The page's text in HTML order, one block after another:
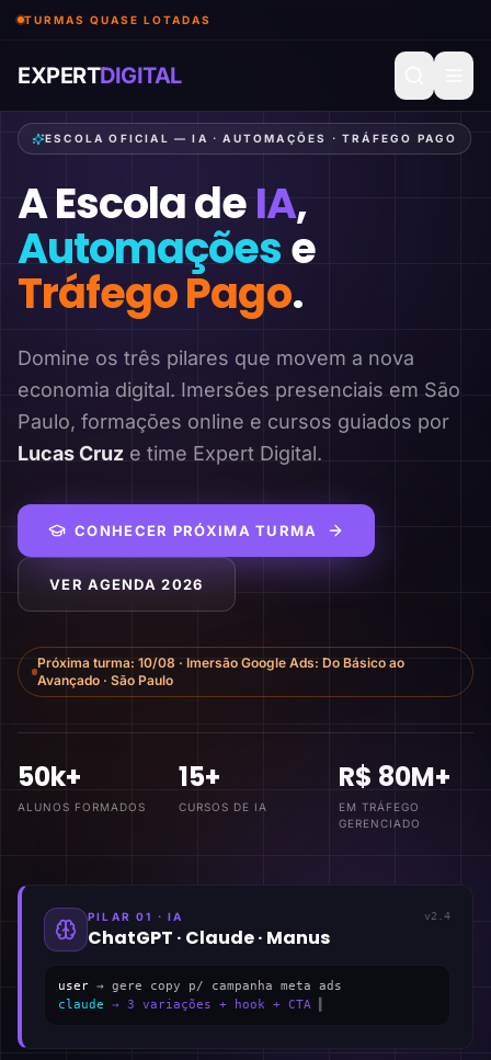
TURMAS QUASE LOTADAS
EXPERTDIGITAL
ESCOLA OFICIAL — IA · AUTOMAÇÕES · TRÁFEGO PAGO
A Escola deIA,
Automaçõese
Tráfego Pago.
Domine os três pilares que movem a nova
economia digital. Imersões presenciais em São
Paulo, formações online e cursos guiados por
Lucas Cruz e time Expert Digital.
CONHECER PRÓXIMA TURMA
VER AGENDA 2026
Próxima turma: 10/08 · Imersão Google Ads: Do Básico ao
Avançado · São Paulo
50k+
ALUNOS FORMADOS
15+
CURSOS DE IA
R$ 80M+
EM TRÁFEGO
GERENCIADO
PILAR 01 · IA
ChatGPT · Claude · Manus
v2.4
user → gere copy p/ campanha meta ads
claude → 3 variações + hook + CTA